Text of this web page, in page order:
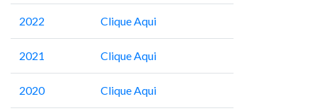
2022 Clique Aqui
2021 Clique Aqui
2020 Clique Aqui